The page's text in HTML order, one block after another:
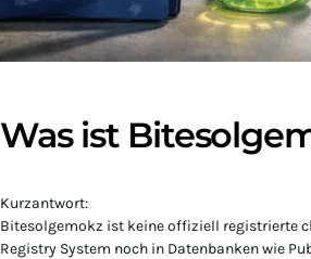
Was ist
Kurzantwort:
Bitesolgemokz ist keine offiziell registrierte
Registry System noch in Datenbanken wie